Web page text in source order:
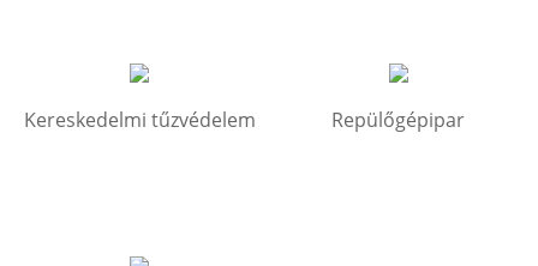
Kereskedelmi tűzvédelem Repülőgépipar